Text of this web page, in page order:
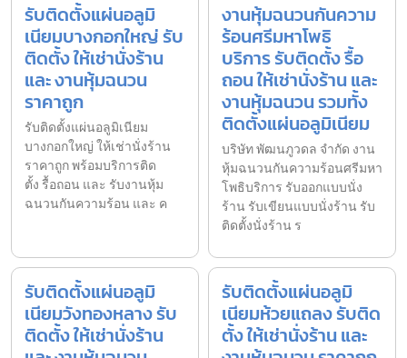
รับติดตั้งแผ่นอลูมิ
เนียมบางกอกใหญ่ รับ
ติดตั้ง ให้เช่านั่งร้าน
และ งานหุ้มฉนวน
ราคาถูก
รับติดตั้งแผ่นอลูมิเนียม
บางกอกใหญ่ ให้เช่านั่งร้าน
ราคาถูก พร้อมบริการติด
ตั้ง รื้อถอน และ รับงานหุ้ม
ฉนวนกันความร้อน และ ค
งานหุ้มฉนวนกันความ
ร้อนศรีมหาโพธิ
บริการ รับติดตั้ง รื้อ
ถอน ให้เช่านั่งร้าน และ
งานหุ้มฉนวน รวมทั้ง
ติดตั้งแผ่นอลูมิเนียม
บริษัท พัฒนภูวดล จำกัด งาน
หุ้มฉนวนกันความร้อนศรีมหา
โพธิบริการ รับออกแบบนั่ง
ร้าน รับเขียนแบบนั่งร้าน รับ
ติดตั้งนั่งร้าน ร
รับติดตั้งแผ่นอลูมิ
เนียมวังทองหลาง รับ
ติดตั้ง ให้เช่านั่งร้าน
รับติดตั้งแผ่นอลูมิ
เนียมห้วยแถลง รับติด
ตั้ง ให้เช่านั่งร้าน และ